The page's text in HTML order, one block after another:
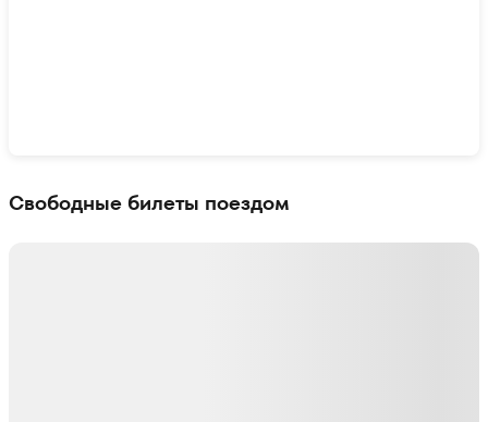
Свободные билеты поездом